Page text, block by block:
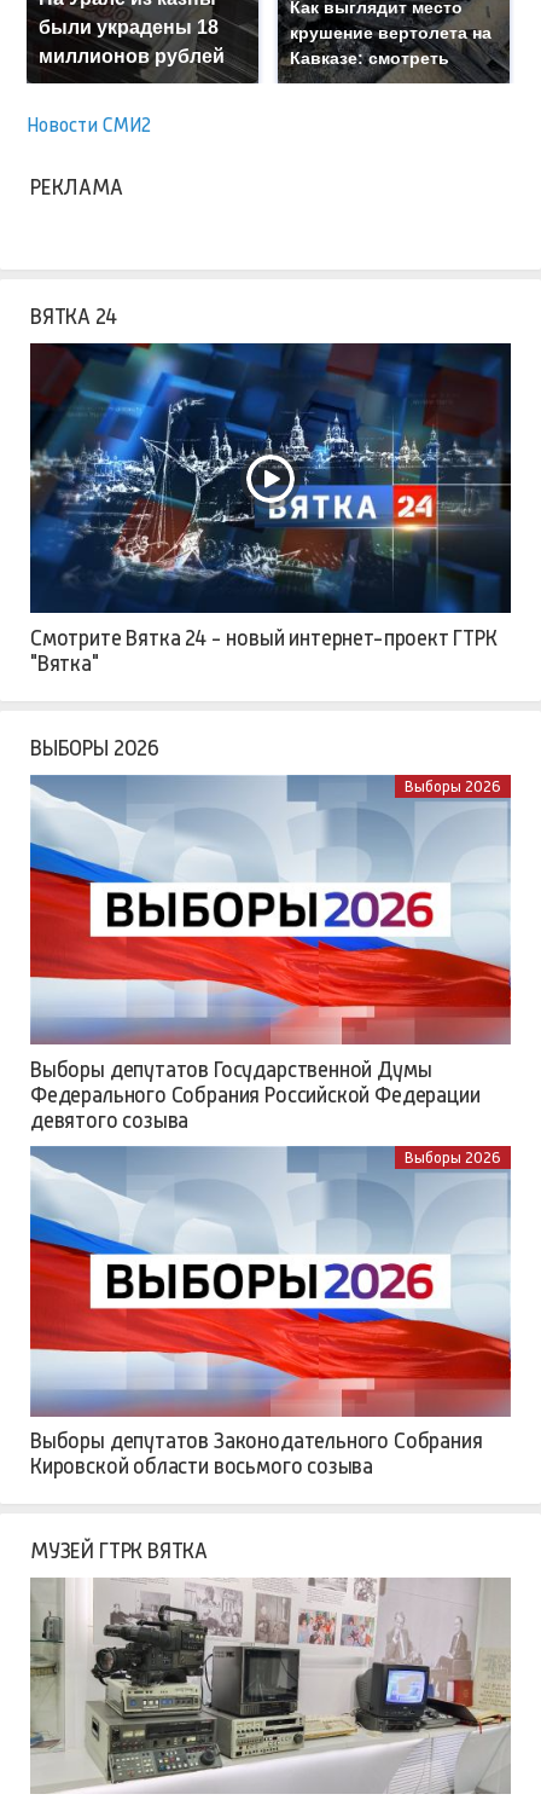
были украдены 18
миллионов рублей
Как выглядит место
крушение вертолета на
Кавказе: смотреть
Новости СМИ2
РЕКЛАМА
ВЯТКА 24
Смотрите Вятка 24 - новый интернет-проект ГТРК
"Вятка"
ВЫБОРЫ 2026
Выборы 2026
Выборы депутатов Государственной Думы
Федерального Собрания Российской Федерации
девятого созыва
Выборы 2026
Выборы депутатов Законодательного Собрания
Кировской области восьмого созыва
МУЗЕЙ ГТРК ВЯТКА